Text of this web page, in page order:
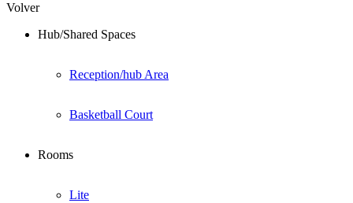
Volver
Hub/Shared Spaces
Reception/hub Area
Basketball Court
Rooms
Lite